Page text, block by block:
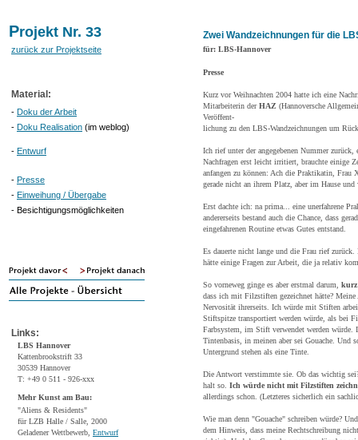
Projekt Nr. 33
zurück zur Projektseite
Material:
- Doku der Arbeit
- Doku Realisation (im weblog)
- Entwurf
- Presse
- Einweihung / Übergabe
- Besichtigungsmöglichkeiten
Links:
LBS Hannover
Kattenbrookstrift 33
30539 Hannover
T: +49 0 511 - 926-xxx
Mehr Kunst am Bau:
"Aliens & Residents"
für LZB Halle / Salle, 2000
Geladener Wettbewerb, Entwurf
Zwei Wandzeichnungen für die
für: LBS-Hannover
Presse
Kurz vor Weihnachten 2004 hatte ich eine
Mitarbeiterin derHAZ (Hannoversche
Veröffent-
lichung zu den LBS-Wandzeichnungen um
Ich rief unter der angegebenen Nummer
Nachfragen erst leicht irritiert, brauchte einige
anfangen zu können: Ach die Praktikatin, Frau
gerade nicht an ihrem Platz, aber im Hause
Erst dachte ich: na prima... eine unerfahrene
andererseits bestand auch die Chance, dass
eingefahrenen Routine etwas Gutes entstand.
Es dauerte nicht lange und die Frau rief
hätte einige Fragen zur Arbeit, die ja relativ
So vorneweg ginge es aber erstmal darum, kurz
dass ich mit Filzstiften gezeichnet hätte?
Nervosität ihrerseits. Ich würde mit Stiften
Stiftspitze transportiert werden würde, als bei
Farbsystem, im Stift verwendet werden
Tintenbasis, in meinen aber sei Gouache. Und
Untergrund stehen als eine Tinte.
Die Antwort verstimmte sie. Ob das wichtig
halt so. Ich würde nicht mit Filzstiften
allerdings schon. (Letzteres sicherlich ein
Wie man denn "Gouache" schreiben würde?
dem Hinweis, dass meine Rechtschreibung